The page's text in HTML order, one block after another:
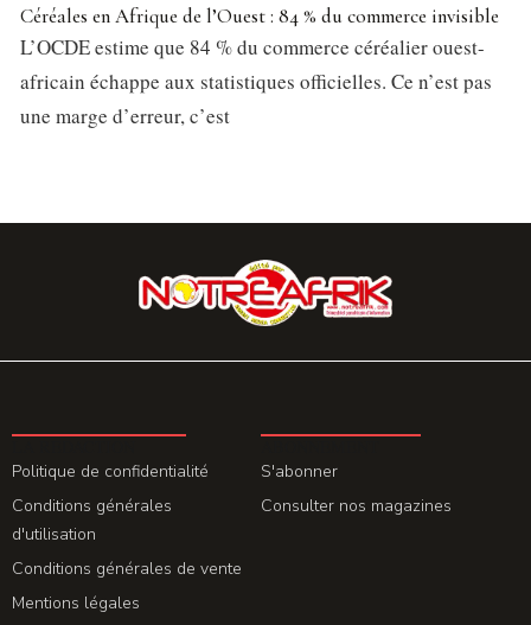
Céréales en Afrique de l’Ouest : 84 % du commerce invisible
L’OCDE estime que 84 % du commerce céréalier ouest-
africain échappe aux statistiques officielles. Ce n’est pas
une marge d’erreur, c’est
Politique de confidentialité
Conditions générales
d'utilisation
Conditions générales de vente
Mentions légales
S'abonner
Consulter nos magazines